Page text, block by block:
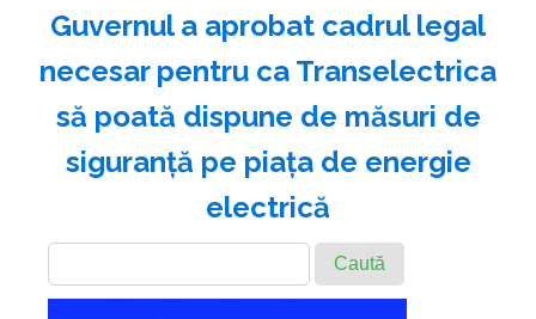
Guvernul a aprobat cadrul legal
necesar pentru ca Transelectrica
să poată dispune de măsuri de
siguranţă pe piaţa de energie
electrică